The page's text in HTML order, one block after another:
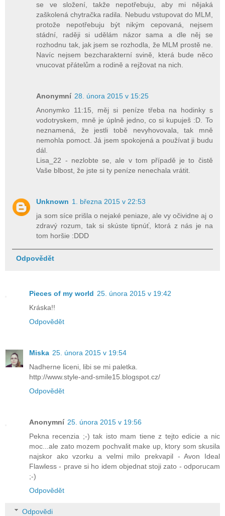
se ve složení, takže nepotřebuju, aby mi nějaká
zaškolená chytračka radila. Nebudu vstupovat do MLM,
protože nepotřebuju být nikým cepovaná, nejsem
stádní, raději si udělám názor sama a dle něj se
rozhodnu tak, jak jsem se rozhodla, že MLM prostě ne.
Navíc nejsem bezcharakterní svině, která bude něco
vnucovat přátelům a rodině a rejžovat na nich.
Anonymní 28. února 2015 v 15:25
Anonymko 11:15, měj si peníze třeba na hodinky s
vodotryskem, mně je úplně jedno, co si kupuješ :D. To
neznamená, že jestli tobě nevyhovovala, tak mně
nemohla pomoct. Já jsem spokojená a používat ji budu
dál.
Lisa_22 - nezlobte se, ale v tom případě je to čistě
Vaše blbost, že jste si ty peníze nenechala vrátit.
Unknown 1. března 2015 v 22:53
ja som síce prišla o nejaké peniaze, ale vy očividne aj o
zdravý rozum, tak si skúste tipnúť, ktorá z nás je na
tom horšie :DDD
Odpovědět
Pieces of my world 25. února 2015 v 19:42
Kráska!!
Odpovědět
Miska 25. února 2015 v 19:54
Nadherne liceni, libi se mi paletka.
http://www.style-and-smile15.blogspot.cz/
Odpovědět
Anonymní 25. února 2015 v 19:56
Pekna recenzia ;-) tak isto mam tiene z tejto edicie a nic
moc...ale zato mozem pochvalit make up, ktory som skusila
najskor ako vzorku a velmi milo prekvapil - Avon Ideal
Flawless - prave si ho idem objednat stoji zato - odporucam
;-)
Odpovědět
Odpovědi